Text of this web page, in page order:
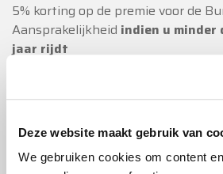
Deze website maakt gebruik van
We gebruiken cookies om content
5% korting op de premie voor de
Aansprakelijkheid indien u minder
jaar rijdt
Bij de onderschrijving van
onder een carportkrijgt u5%